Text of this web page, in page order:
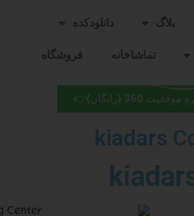
بلاگ دانلودکده
تماشاخانه فروشگاه
360 (رایگان)👉